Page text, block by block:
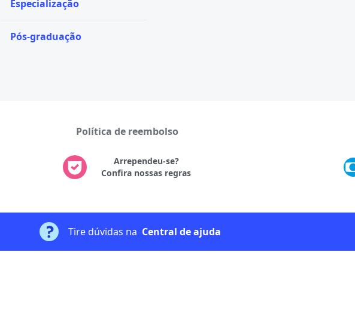
Especialização
Pós-graduação
Política de reembolso
Arrependeu-se?
Confira nossas regras
Tire dúvidas na Central de ajuda